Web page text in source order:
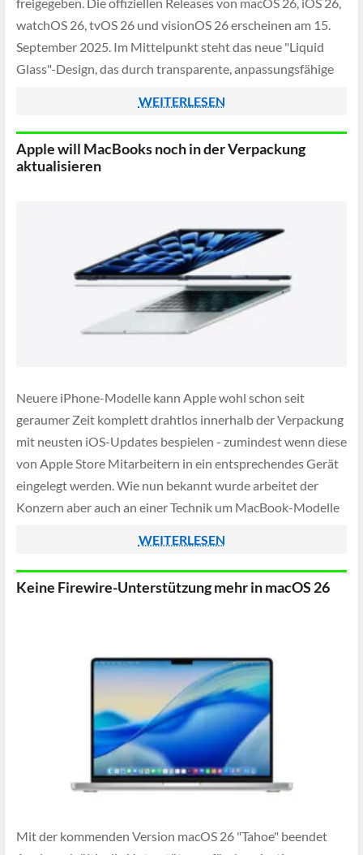
freigegeben. Die offiziellen Releases von macOS 26, iOS 26,
watchOS 26, tvOS 26 und visionOS 26 erscheinen am 15.
September 2025. Im Mittelpunkt steht das neue "Liquid
Glass"-Design, das durch transparente, anpassungsfähige
Erscheinungsbild sorgt. […]
WEITERLESEN
Apple will MacBooks noch in der Verpackung
aktualisieren
Neuere iPhone-Modelle kann Apple wohl schon seit
geraumer Zeit komplett drahtlos innerhalb der Verpackung
mit neusten iOS-Updates bespielen - zumindest wenn diese
von Apple Store Mitarbeitern in ein entsprechendes Gerät
eingelegt werden. Wie nun bekannt wurde arbeitet der
Konzern aber auch an einer Technik um MacBook-Modelle
WEITERLESEN
Keine Firewire-Unterstützung mehr in macOS 26
Mit der kommenden Version macOS 26 "Tahoe" beendet